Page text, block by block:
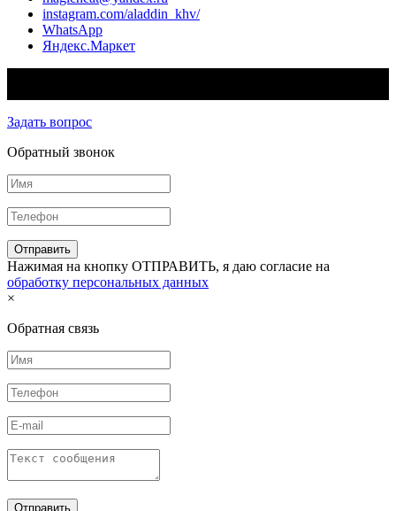
instagram.com/aladdin_khv/
WhatsApp
Яндекс.Маркет
Задать вопрос
Обратный звонок
Нажимая на кнопку ОТПРАВИТЬ, я даю согласие на
обработку персональных данных
×
Обратная связь